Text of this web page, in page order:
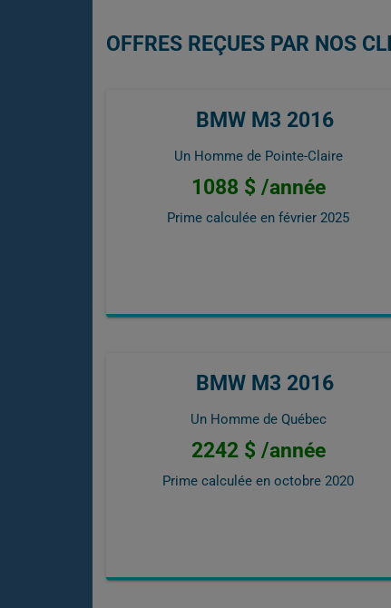
OFFRES REÇUES PAR NOS
BMW M3 2016
Un Homme de Pointe-Claire
1088 $ /année
Prime calculée en février 2025
BMW M3 2016
Un Homme de Québec
2242 $ /année
Prime calculée en octobre 2020